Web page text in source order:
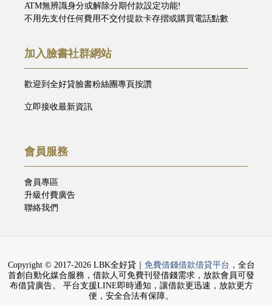
ATM無辨識身分或解除分期付款設定功能!
不用先支付任何費用不交付提款卡存摺或購買電話點數
加入臉書社群網站
歡迎到全好貸臉書粉絲團專頁按讚
立即接收最新資訊
會員服務
會員專區
升級付費廣告
聯絡我們
Copyright © 2017-2026 LBK全好貸｜ 免費借錢借款借貸平台 ，全台
首創自動化媒合服務，借款人可免費刊登借錢需求，放款會員可發
布借貸廣告。 平台支援LINE即時通知，讓借款更迅速，放款更方
便，安全合法有保障。